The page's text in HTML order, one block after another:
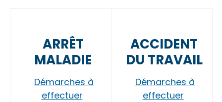
ARRÊT
MALADIE
Démarches à
effectuer
ACCIDENT
DU TRAVAIL
Démarches à
effectuer